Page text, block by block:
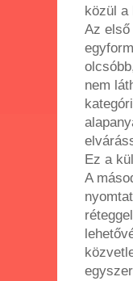
közül a
Az első
nem
Ez a
A